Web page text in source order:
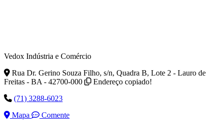
Vedox Indústria e Comércio
Rua Dr. Gerino Souza Filho, s/n, Quadra B, Lote 2 - Lauro de
Freitas - BA - 42700-000
Endereço copiado!
(71) 3288-6023
Mapa
Comente